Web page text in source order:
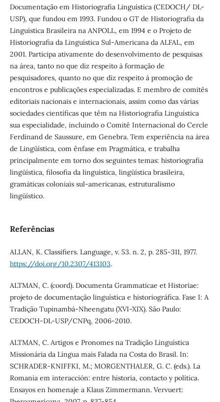
Documentação em Historiografia Linguística (CEDOCH/ DL-
USP), que fundou em 1993. Fundou o GT de Historiografia da
Linguística Brasileira na ANPOLL, em 1994 e o Projeto de
Historiografia da Linguística Sul-Americana da ALFAL, em
2001. Participa ativamente do desenvolvimento de pesquisas
na área, tanto no que diz respeito à formação de
pesquisadores, quanto no que diz respeito à promoção de
encontros e publicações especializadas. E membro de comitês
editoriais nacionais e internacionais, assim como das várias
sociedades científicas que têm na Historiografia Linguística
sua especialidade, incluindo o Comitê Internacional do Cercle
Ferdinand de Saussure, em Genebra. Tem experiência na área
de Lingüística, com ênfase em Pragmática, e trabalha
principalmente em torno dos seguintes temas: historiografia
lingüística, filosofia da linguística, lingüística brasileira,
gramáticas coloniais sul-americanas, estruturalismo
lingüístico.
Referências
ALLAN, K. Classifiers. Language, v. 53. n. 2, p. 285-311, 1977.
https://doi.org/10.2307/413103.
ALTMAN, C. (coord). Documenta Grammaticae et Historiae:
projeto de documentação linguística e historiográfica. Fase I: A
Tradição Tupinambá-Nheengatu (XVI-XIX). São Paulo:
CEDOCH-DL-USP/CNPq, 2006-2010.
ALTMAN, C. Artigos e Pronomes na Tradição Linguística
Missionária da Língua mais Falada na Costa do Brasil. In:
SCHRADER-KNIFFKI, M.; MORGENTHALER, G. C. (eds.). La
Romania em interacción: entre historia, contacto y política.
Ensayos en homenaje a Klaus Zimmermann. Vervuert: